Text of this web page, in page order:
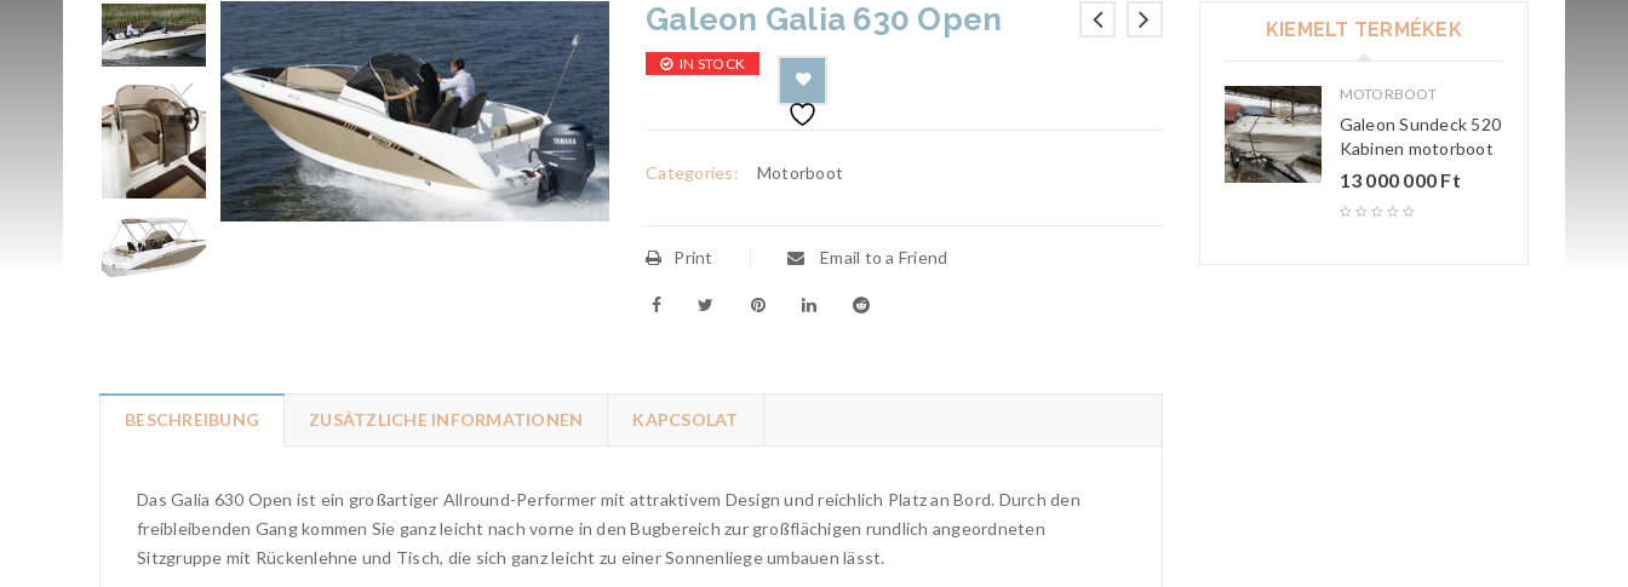
Galeon Galia 630 Open
IN STOCK
Categories: Motorboot
Print Email to a Friend
BESCHREIBUNG ZUSÄTZLICHE INFORMATIONEN KAPCSOLAT
Das Galia 630 Open ist ein großartiger Allround-Performer mit attraktivem Design und reichlich Platz an Bord. Durch den
freibleibenden Gang kommen Sie ganz leicht nach vorne in den Bugbereich zur großflächigen rundlich angeordneten
Sitzgruppe mit Rückenlehne und Tisch, die sich ganz leicht zu einer Sonnenliege umbauen lässt.
KIEMELT TERMÉKEK
MOTORBOOT
Galeon Sundeck 520
Kabinen motorboot
13 000 000 Ft